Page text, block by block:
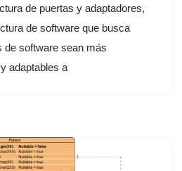
de puertas y adaptadores,
de software que busca
de software sean más
adaptables a